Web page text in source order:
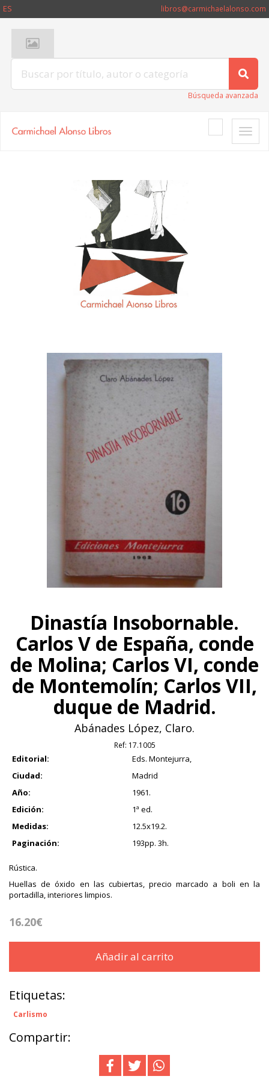
ES libros@carmichaelalonso.com
Búsqueda avanzada
Toggle
Dinastía Insobornable.
Carlos V de España, conde
de Molina; Carlos VI, conde
de Montemolín; Carlos VII,
duque de Madrid.
Abánades López, Claro.
Ref: 17.1005
Editorial:
Eds. Montejurra,
Ciudad:
Madrid
Año:
1961.
Edición:
1ª ed.
Medidas:
12.5x19.2.
Paginación:
193pp. 3h.
Rústica.
Huellas de óxido en las cubiertas, precio marcado a boli en la
portadilla, interiores limpios.
16.20€
Añadir al carrito
Etiquetas:
Carlismo
Compartir: